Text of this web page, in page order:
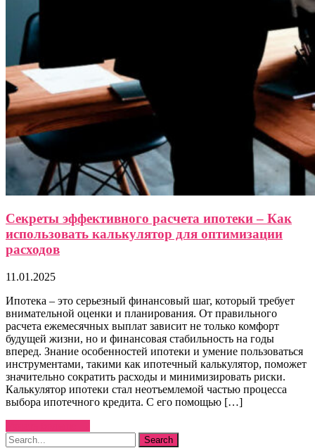
Секреты эффективного расчета ипотеки – Как
использовать калькулятор для оптимизации
расходов
11.01.2025
Ипотека – это серьезный финансовый шаг, который требует
внимательной оценки и планирования. От правильного
расчета ежемесячных выплат зависит не только комфорт
будущей жизни, но и финансовая стабильность на годы
вперед. Знание особенностей ипотеки и умение пользоваться
инструментами, такими как ипотечный калькулятор, поможет
значительно сократить расходы и минимизировать риски.
Калькулятор ипотеки стал неотъемлемой частью процесса
выбора ипотечного кредита. С его помощью […]